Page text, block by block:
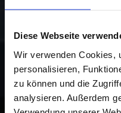
Diese Webseite
Wir verwenden Cookies,
personalisieren,
zu können und die
analysieren. Außerdem